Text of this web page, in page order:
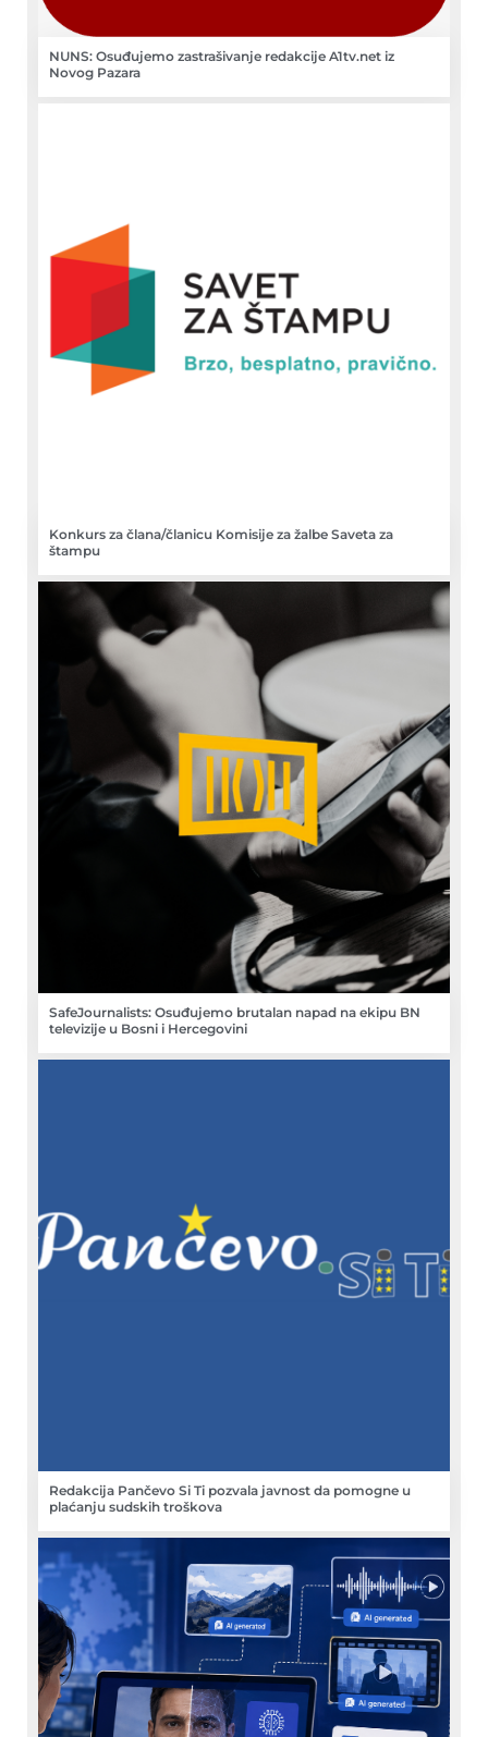
NUNS: Osuđujemo zastrašivanje redakcije A1tv.net iz
Novog Pazara
Konkurs za člana/članicu Komisije za žalbe Saveta za
štampu
SafeJournalists: Osuđujemo brutalan napad na ekipu BN
televizije u Bosni i Hercegovini
Redakcija Pančevo Si Ti pozvala javnost da pomogne u
plaćanju sudskih troškova